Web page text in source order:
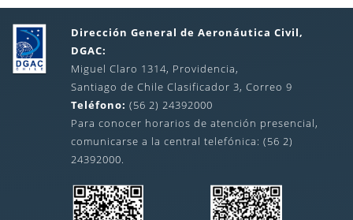
Dirección General de Aeronáutica Civil,
DGAC:
Miguel Claro 1314, Providencia,
Santiago de Chile Clasificador 3, Correo 9
Teléfono: (56 2) 24392000
Para conocer horarios de atención presencial,
comunicarse a la central telefónica: (56 2)
24392000.